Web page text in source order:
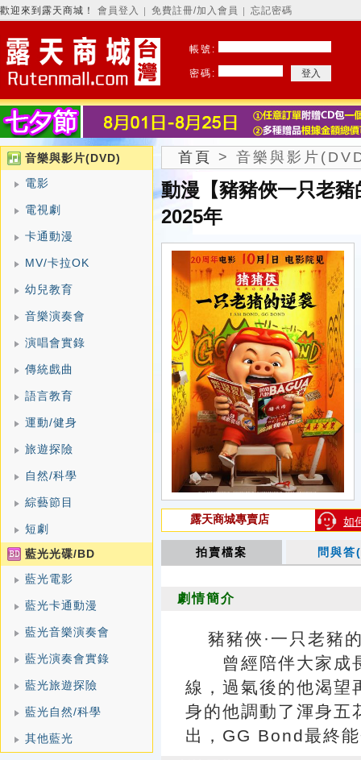
歡迎來到露天商城！ 會員登入 免費註冊/加入會員 忘記密碼
帳號:
密碼:
音樂與影片(DVD)
電影
電視劇
卡通動漫
MV/卡拉OK
幼兒教育
音樂演奏會
演唱會實錄
傳統戲曲
語言教育
運動/健身
旅遊探險
自然/科學
綜藝節目
短劇
藍光光碟/BD
藍光電影
藍光卡通動漫
藍光音樂演奏會
藍光演奏會實錄
藍光旅遊探險
藍光自然/科學
其他藍光
首頁 > 音樂與影片
動漫【豬豬俠一只老
2025年
如
露天商城專賣店
拍賣檔案 問與
劇情簡介
豬豬俠·一只老豬
曾經陪伴大家成
線，過氣後的他渴望
身的他調動了渾身五
出，GG Bond最終